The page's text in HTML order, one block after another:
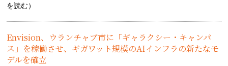
を読む）
Envision、ウランチャブ市に「ギャラクシー・キャンパ
ス」を稼働させ、ギガワット規模のAIインフラの新たなモ
デルを確立